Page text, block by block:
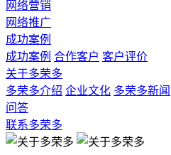
网络营销
网络推广
成功案例
成功案例 合作客户 客户评价
关于多荣多
多荣多介绍 企业文化 多荣多新闻
问答
联系多荣多